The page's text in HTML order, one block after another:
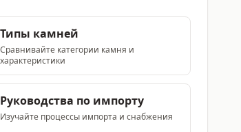
Типы камней
Сравнивайте категории камня и
характеристики
Руководства по импорту
Изучайте процессы импорта и снабжения